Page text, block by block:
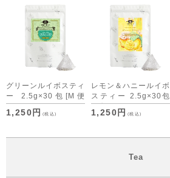
グリーンルイボスティ
ー 2.5g×30包 [M便
1/3]
1,250円 (税込)
レモン＆ハニールイボ
スティー 2.5g×30包
[M便 1/3]
1,250円 (税込)
Tea